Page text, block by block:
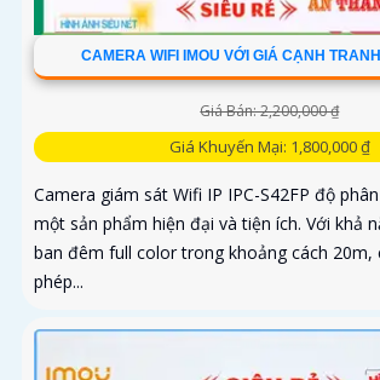
CAMERA WIFI IMOU VỚI GIÁ CẠNH
Giá Bán: 2,200,000 ₫
Giá Khuyến Mại: 1,800,000 ₫
Camera giám sát Wifi IP IPC-S42FP độ
một sản phẩm hiện đại và tiện ích. Với khả
ban đêm full color trong khoảng cách 20m,
phép...